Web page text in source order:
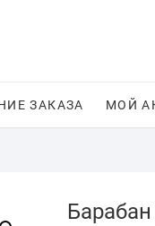
ЗАКАЗА МОЙ